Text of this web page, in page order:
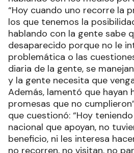
“Hoy cuando uno recorre la
los que tenemos la
hablando con la gente sabe
desaparecido porque no le
problemática o las
diaria de la gente, se
y la gente necesita que
Además, lamentó que hayan
promesas que no
que cuestionó: “Hoy
nacional que apoyan, no
beneficio, ni les interesa
no recorren, no visitan, no